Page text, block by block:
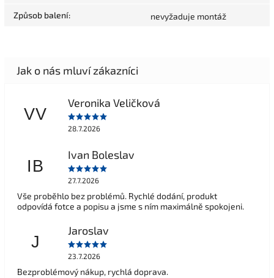
Způsob balení: nevyžaduje montáž
VV
Veronika Veličková
28.7.2026
IB
Ivan Boleslav
27.7.2026
Vše proběhlo bez problémů. Rychlé dodání, produkt
odpovídá fotce a popisu a jsme s ním maximálně spokojeni.
J
Jaroslav
23.7.2026
Bezproblémový nákup, rychlá doprava.